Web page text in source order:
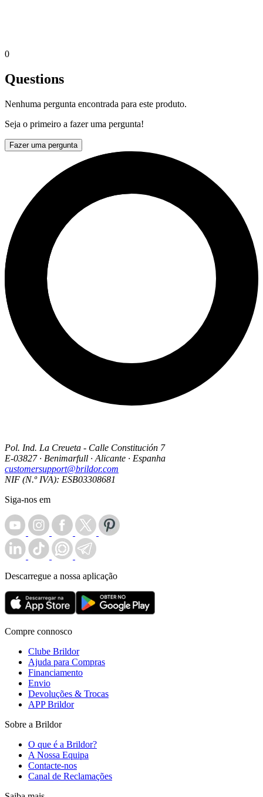
0
Questions
Nenhuma pergunta encontrada para este produto.
Seja o primeiro a fazer uma pergunta!
Fazer uma pergunta
Pol. Ind. La Creueta - Calle Constitución 7
E-03827 · Benimarfull · Alicante · Espanha
customersupport@brildor.com
NIF (N.º IVA): ESB03308681
Siga-nos em
Descarregue a nossa aplicação
Compre connosco
Clube Brildor
Ajuda para Compras
Financiamento
Envio
Devoluções & Trocas
APP Brildor
Sobre a Brildor
O que é a Brildor?
A Nossa Equipa
Contacte-nos
Canal de Reclamações